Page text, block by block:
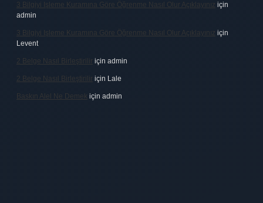
3 Bilgiyi Işleme Kuramına Göre Öğrenme Nasıl Olur Açıklayınız için
admin
3 Bilgiyi Işleme Kuramına Göre Öğrenme Nasıl Olur Açıklayınız için
Levent
2 Belge Nasıl Birleştirilir için admin
2 Belge Nasıl Birleştirilir için Lale
Baskın Alel Ne Demek için admin